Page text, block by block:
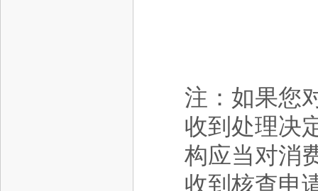
注：如果您
收到处理决
构应当对消
收到核查申